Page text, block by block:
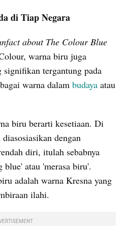
di Tiap Negara
about The Colour Blue
warna biru juga
tergantung pada
warna dalam budaya atau
biru berarti kesetiaan. Di
dengan
diri, itulah sebabnya
atau 'merasa biru'.
adalah warna Kresna yang
ilahi.